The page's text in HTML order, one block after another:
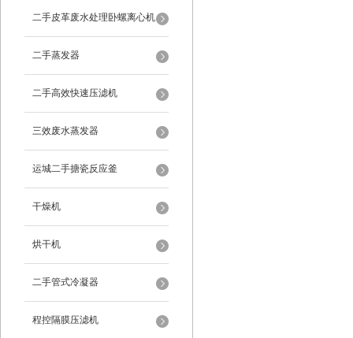
二手皮革废水处理卧螺离心机
二手蒸发器
二手高效快速压滤机
三效废水蒸发器
运城二手搪瓷反应釜
干燥机
烘干机
二手管式冷凝器
程控隔膜压滤机